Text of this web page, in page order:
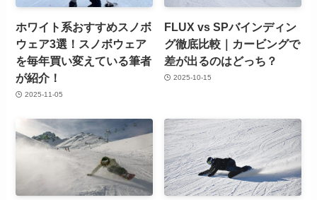
ホワイト系おすすめスノボ
ウェア3選！スノボウェア
を毎年買い変えている筆者
が紹介！
2025-11-05
FLUX vs SPバインディン
グ徹底比較｜カービングで
差が出るのはどっち？
2025-10-15